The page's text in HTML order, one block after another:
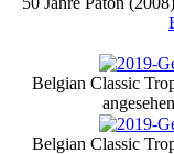
Belgian Classic
angesehen
Belgian Classic